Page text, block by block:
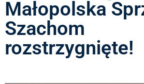
Małopolska
Szachom
rozstrzygnięte!